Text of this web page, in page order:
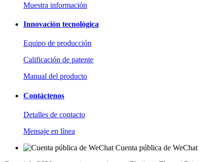
Muestra información
Innovación tecnológica
Equipo de producción
Calificación de patente
Manual del producto
Contáctenos
Detalles de contacto
Mensaje en línea
Cuenta pública de WeChat